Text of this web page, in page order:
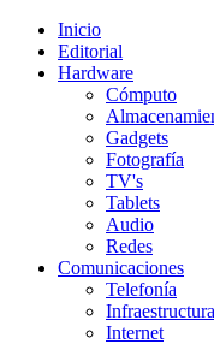
Inicio
Editorial
Hardware
Cómputo
Gadgets
Fotografía
TV's
Tablets
Audio
Redes
Comunicaciones
Telefonía
Infraestructura
Internet